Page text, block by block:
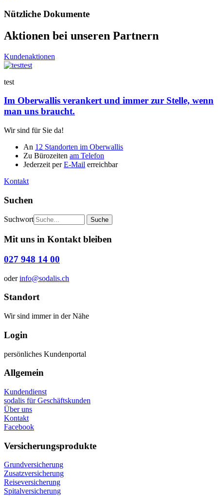
Nützliche Dokumente
Aktionen bei unseren Partnern
Kundenaktionen
test
test
Im Oberwallis verankert und immer zur Stelle, wenn
man uns braucht.
Wir sind für Sie da!
An 12 Standorten im Oberwallis
Zu Bürozeiten am Telefon
Jederzeit perE-Mail erreichbar
Kontakt
Suchen
Suchwort
Mit uns in Kontakt bleiben
027 948 14 00
oderinfo@sodalis.ch
Standort
Wir sind immer in der Nähe
Login
persönliches Kundenportal
Allgemein
Kundendienst
sodalis für Geschäftskunden
Über uns
Kontakt
Facebook
Versicherungsprodukte
Grundversicherung
Zusatzversicherung
Reiseversicherung
Spitalversicherung